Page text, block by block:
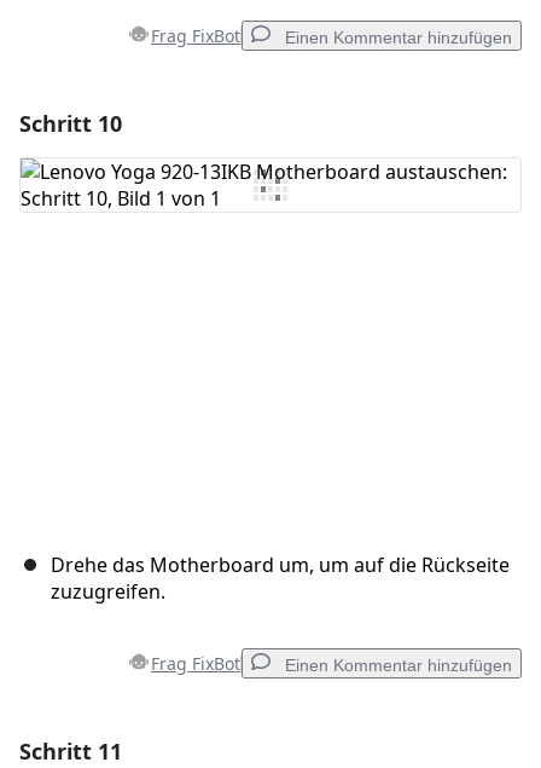
Frag FixBot Einen Kommentar hinzufügen
Kommentar hinzufügen
Schritt 10
Drehe das Motherboard um, um auf die Rückseite
zuzugreifen.
Frag FixBot Einen Kommentar hinzufügen
Schritt 11